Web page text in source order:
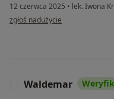
12 czerwca 2025 • lek. Iwona
w opinii użytkownika Anna
zgłoś nadużycie
Waldemar